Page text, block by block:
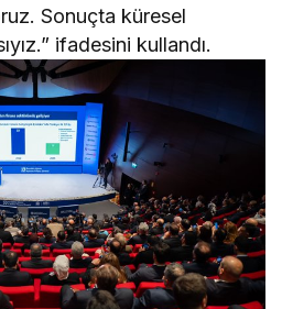
Sonuçta küresel
ifadesini kullandı.